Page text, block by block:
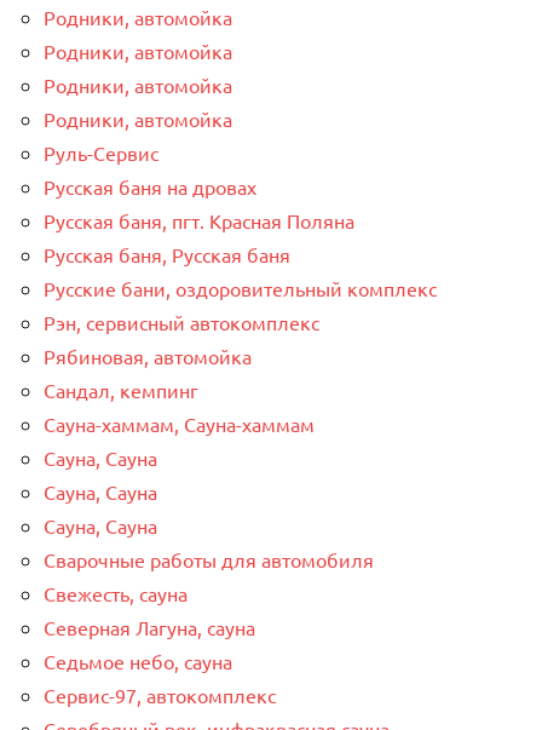
Родники, автомойка
Родники, автомойка
Родники, автомойка
Родники, автомойка
Руль-Сервис
Русская баня на дровах
Русская баня, пгт. Красная Поляна
Русская баня, Русская баня
Русские бани, оздоровительный комплекс
Рэн, сервисный автокомплекс
Рябиновая, автомойка
Сандал, кемпинг
Сауна-хаммам, Сауна-хаммам
Сауна, Сауна
Сауна, Сауна
Сауна, Сауна
Сварочные работы для автомобиля
Свежесть, сауна
Северная Лагуна, сауна
Седьмое небо, сауна
Сервис-97, автокомплекс